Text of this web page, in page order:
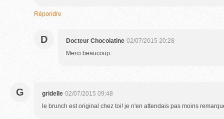
Répondre
D Docteur Chocolatine 02/07/2015 20:28
Merci beaucoup:
G gridelle 02/07/2015 09:48
le brunch est original chez toi! je n'en attendais pas moins